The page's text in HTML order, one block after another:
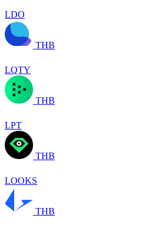
LDO
THB
LQTY
THB
LPT
THB
LOOKS
THB